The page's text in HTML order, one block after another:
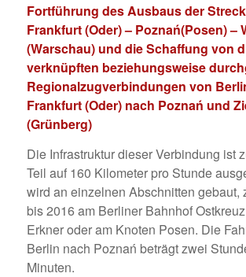
Fortführung des Ausbaus der
Frankfurt (Oder) – Poznań(Posen) –
(Warschau) und die Schaffung von
verknüpften beziehungsweise
Regionalzugverbindungen von
Frankfurt (Oder) nach Poznań und
(Grünberg)
Die Infrastruktur dieser Verbindung ist
Teil auf 160 Kilometer pro Stunde
wird an einzelnen Abschnitten gebaut,
bis 2016 am Berliner Bahnhof
Erkner oder am Knoten Posen. Die
Berlin nach Poznań beträgt zwei
Minuten.